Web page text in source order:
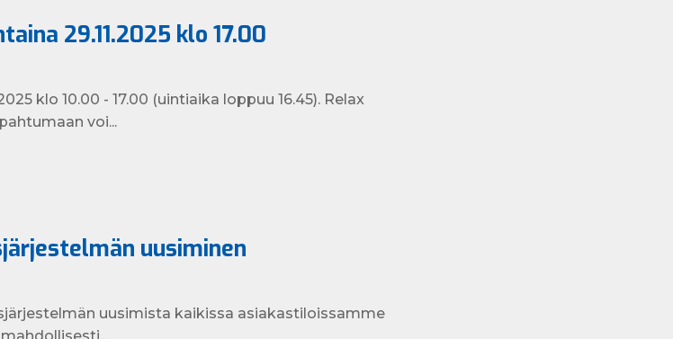
29.11.2025 klo 17.00
klo 10.00 - 17.00 (uintiaika loppuu 16.45). Relax
voi...
uusiminen
uusimista kaikissa asiakastiloissamme